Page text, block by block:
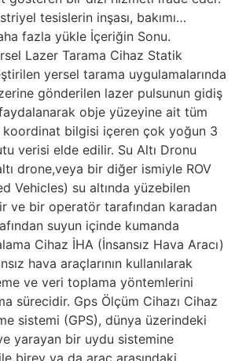
tesislerin inşası, bakımı…
fazla yükle İçeriğin Sonu.
Lazer Tarama Cihaz Statik
yersel tarama uygulamalarında
gönderilen lazer pulsunun gidiş
obje yüzeyine ait tüm
bilgisi içeren çok yoğun 3
verisi elde edilir. Su Altı Dronu
drone,veya bir diğer ismiyle ROV
Vehicles) su altında yüzebilen
ve bir operatör tarafından karadan
suyun içinde kumanda
Cihaz İHA (İnsansız Hava Aracı)
hava araçlarının kullanılarak
ve veri toplama yöntemlerini
sürecidir. Gps Ölçüm Cihazı Cihaz
sistemi (GPS), dünya üzerindeki
yarayan bir uydu sistemine